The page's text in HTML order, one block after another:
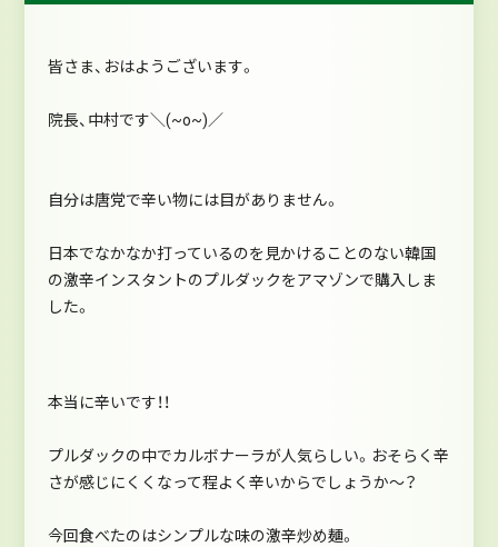
皆さま、おはようございます。
院長、中村です＼(~o~)／
自分は唐党で辛い物には目がありません。
日本でなかなか打っているのを見かけることのない韓国
の激辛インスタントのプルダックをアマゾンで購入しま
した。
本当に辛いです！！
プルダックの中でカルボナーラが人気らしい。おそらく辛
さが感じにくくなって程よく辛いからでしょうか～？
今回食べたのはシンプルな味の激辛炒め麺。